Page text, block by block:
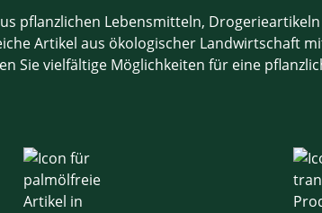
pflanzlichen Lebensmitteln,
Artikel aus ökologischer Landwirtschaft
Sie vielfältige Möglichkeiten für eine